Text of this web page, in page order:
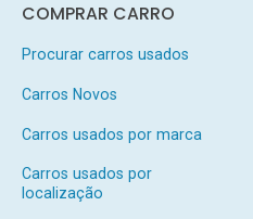
COMPRAR CARRO
Procurar carros usados
Carros Novos
Carros usados por marca
Carros usados por
localização